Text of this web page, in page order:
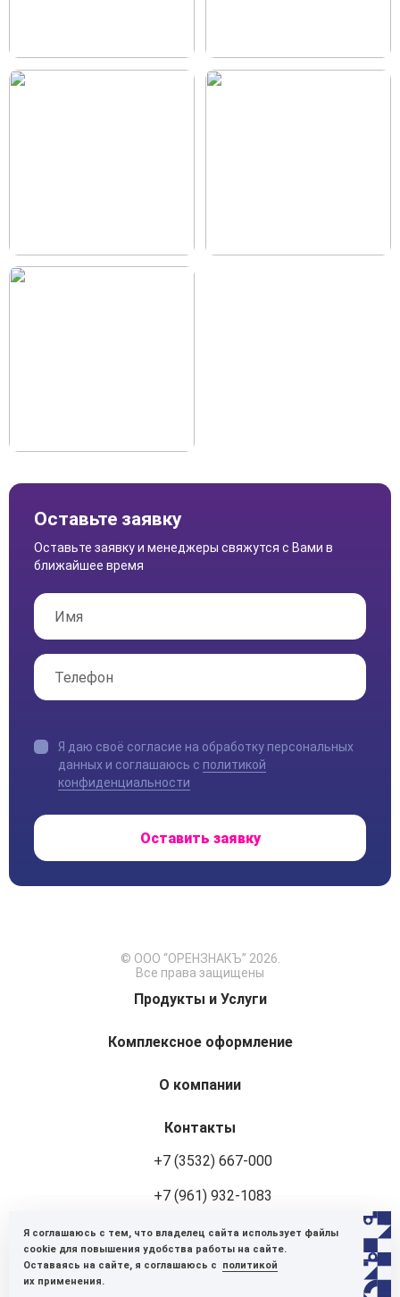
Оставьте заявку
Оставьте заявку и менеджеры свяжутся с Вами в
ближайшее время
Я даю своё согласие на обработку персональных
данных и соглашаюсь с политикой
конфиденциальности
Оставить заявку
© ООО “ОРЕНЗНАКЪ” 2026.
Все права защищены
Продукты и Услуги
Комплексное оформление
О компании
Контакты
+7 (3532) 667-000
+7 (961) 932-1083
460048, г. Оренбург, ул. Авторемонтная, 8
Я соглашаюсь с тем, что владелец сайта использует файлы
cookie для повышения удобства работы на сайте.
Оставаясь на сайте, я соглашаюсь с политикой
их применения.